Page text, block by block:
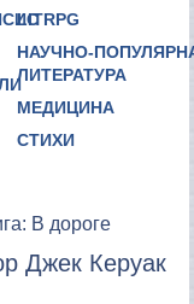
LITRPG
НАУЧНО-
ЛИТЕРАТУРА
МЕДИЦИНА
СТИХИ
В дороге
Джек Керуак